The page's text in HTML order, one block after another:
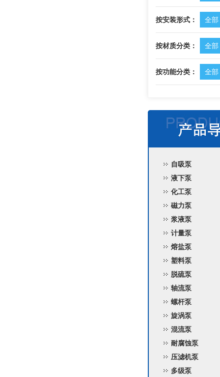
按安装形式： 全部
按材质分类： 全部
按功能分类： 全部
自吸泵
液下泵
化工泵
磁力泵
浆液泵
计量泵
熔盐泵
塑料泵
脱硫泵
轴流泵
螺杆泵
旋涡泵
混流泵
耐腐蚀泵
压滤机泵
多级泵